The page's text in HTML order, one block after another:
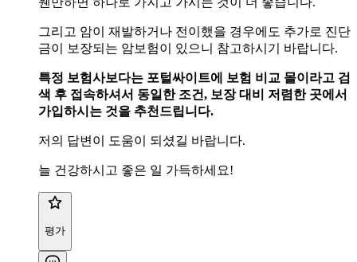
그리고 암이 재발하거나 전이했을 경우에도 추가로 진단
금이 보장되는 암보험이 있으니 참고하시기 바랍니다.
특정 보험사보다는 포털싸이트에 보험 비교 몰이라고 검
색 후 접속하셔서 동일한 조건, 보장 대비 저렴한 곳에서
가입하시는 것을 추천드립니다.
저의 답변이 도움이 되셨길 바랍니다.
늘 건강하시고 좋은 일 가득하세요!
평가